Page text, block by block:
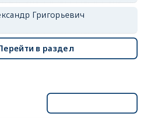
Григорьевич
в раздел